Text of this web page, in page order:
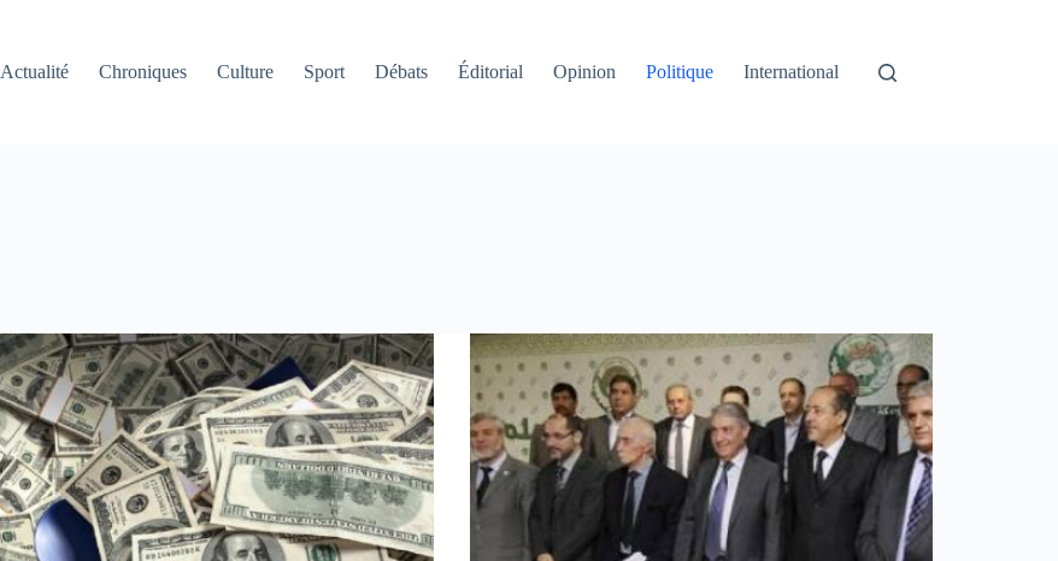
Actualité
Chroniques Culture Sport Débats Éditorial Opinion Politique International